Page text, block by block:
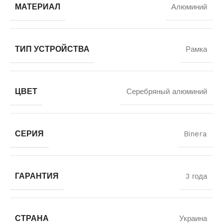
МАТЕРИАЛ Алюминий
ТИП УСТРОЙСТВА Рамка
ЦВЕТ Серебряный алюминий
СЕРИЯ Binera
ГАРАНТИЯ 3 года
СТРАНА Украина